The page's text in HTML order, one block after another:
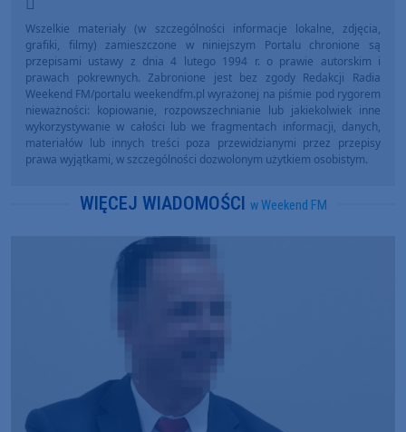
Wszelkie materiały (w szczególności informacje lokalne, zdjęcia,
grafiki, filmy) zamieszczone w niniejszym Portalu chronione są
przepisami ustawy z dnia 4 lutego 1994 r. o prawie autorskim i
prawach pokrewnych. Zabronione jest bez zgody Redakcji Radia
Weekend FM/portalu weekendfm.pl wyrażonej na piśmie pod rygorem
nieważności: kopiowanie, rozpowszechnianie lub jakiekolwiek inne
wykorzystywanie w całości lub we fragmentach informacji, danych,
materiałów lub innych treści poza przewidzianymi przez przepisy
prawa wyjątkami, w szczególności dozwolonym użytkiem osobistym.
WIĘCEJ WIADOMOŚCI w Weekend FM